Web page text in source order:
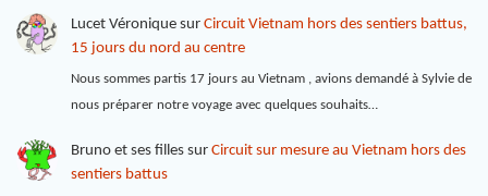
Lucet Véroniquesur Circuit Vietnam hors des sentiers battus,
15 jours du nord au centre
Nous sommes partis 17 jours au Vietnam , avions demandé à Sylvie de
nous préparer notre voyage avec quelques souhaits…
Bruno et ses fillessur Circuit sur mesure au Vietnam hors des
sentiers battus